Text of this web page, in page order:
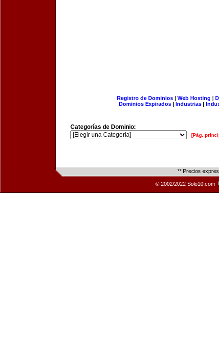
Registro de Dominios| Web Hosting |
Dominios Expirados | Industrias |
Categorías de Dominio:
[Pág.
** Precios
© 2002/2022 Solo10.com